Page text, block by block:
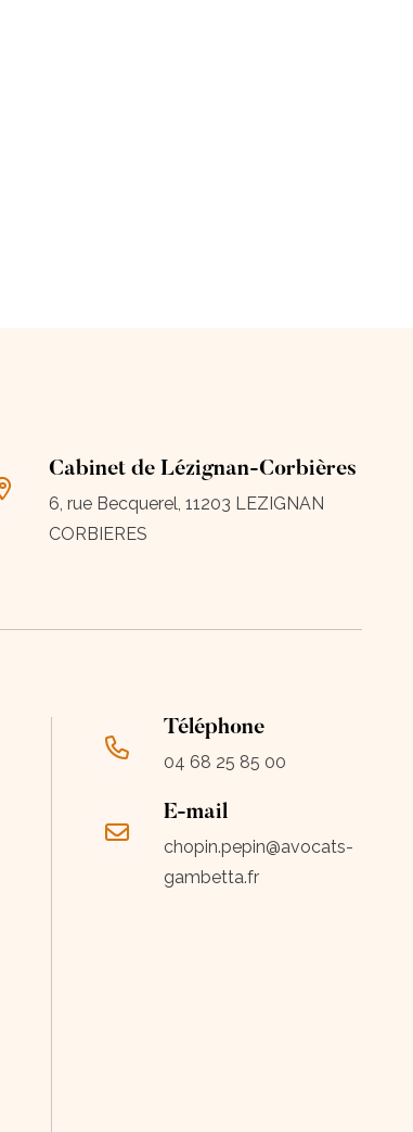
Cabinet de Lézignan-Corbières
6, rue Becquerel, 11203 LEZIGNAN
CORBIERES
Téléphone
04 68 25 85 00
E-mail
chopin.pepin@avocats-
gambetta.fr